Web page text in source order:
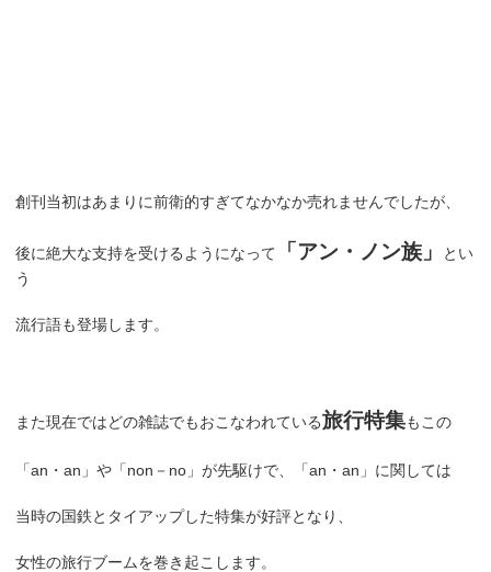
創刊当初はあまりに前衛的すぎてなかなか売れませんでしたが、
後に絶大な支持を受けるようになって 「アン・ノン族」
とい
う
流行語も登場します。
また現在ではどの雑誌でもおこなわれている旅行特集もこの
「an・an」や「non－no」が先駆けで、「an・an」に関しては
当時の国鉄とタイアップした特集が好評となり、
女性の旅行ブームを巻き起こします。